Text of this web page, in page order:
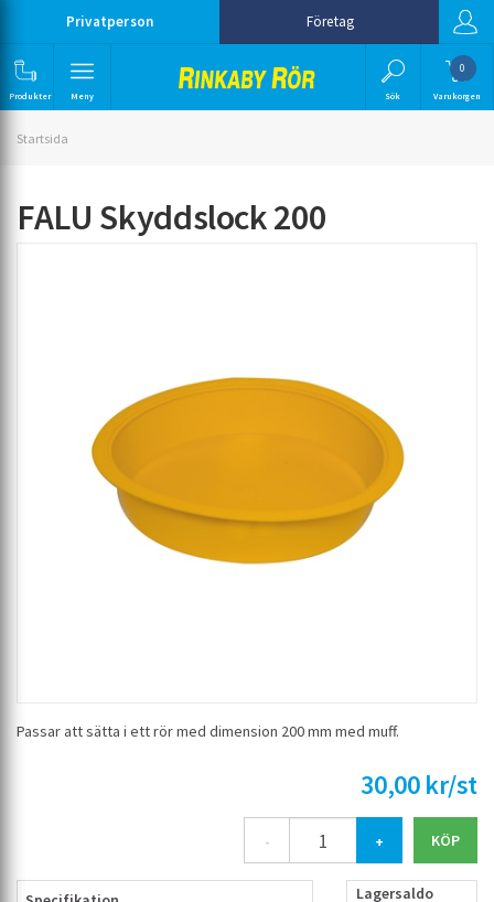
Privatperson Företag
Produkter Meny Sök
0
Varukorgen
Startsida
FALU Skyddslock 200
Passar att sätta i ett rör med dimension 200 mm med muff.
30,00 kr/st
- +
Lagersaldo